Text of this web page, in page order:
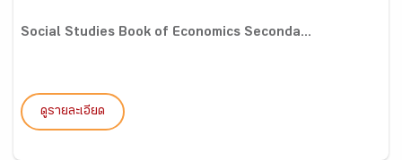
Social Studies Book of Economics Seconda...
ดูรายละเอียด